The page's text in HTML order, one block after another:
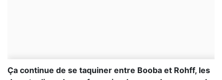
Ça continue de se taquiner entre Booba et Rohff, les